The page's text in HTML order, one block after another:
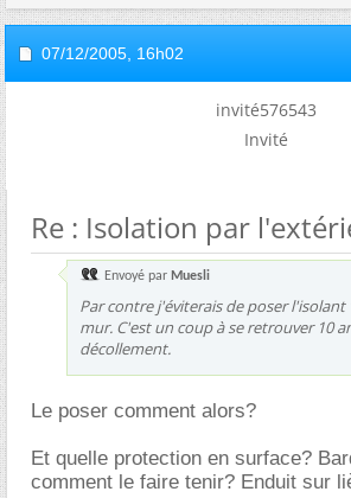
07/12/2005, 16h02
invité576543
Invité
Re : Isolation par
Envoyé par Muesli
Par contre j'éviterais de poser l'isolant
mur. C'est un coup à se retrouver 10
décollement.
Le poser comment alors?
Et quelle protection en surface?
comment le faire tenir? Enduit sur